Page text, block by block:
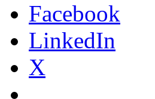
Facebook
LinkedIn
X